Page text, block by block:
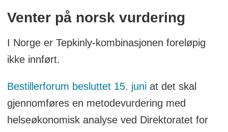
Venter på norsk vurdering
I Norge er Tepkinly-kombinasjonen foreløpig
ikke innført.
Bestillerforum besluttet 15. juni at det skal
gjennomføres en metodevurdering med
helseøkonomisk analyse ved Direktoratet for